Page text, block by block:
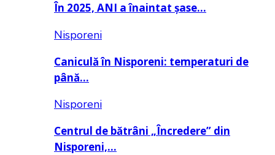
În 2025, ANI a înaintat șase…
Nisporeni
Caniculă în Nisporeni: temperaturi de
până…
Nisporeni
Centrul de bătrâni „Încredere” din
Nisporeni,…